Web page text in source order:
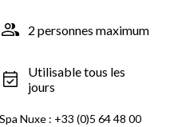
2 personnes maximum
Utilisable tous les
jours
Nuxe : +33 (0)5 64 48 00